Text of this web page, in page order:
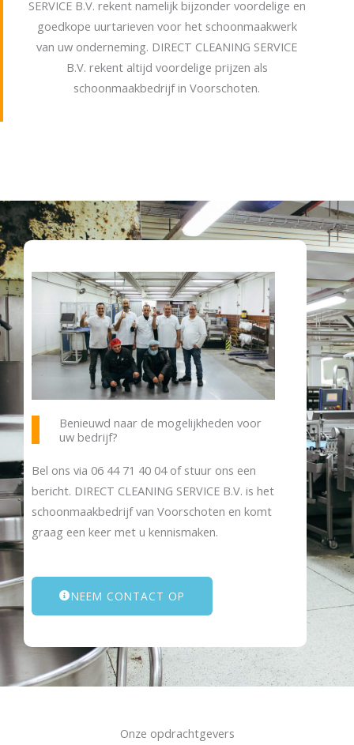
SERVICE B.V. rekent namelijk bijzonder voordelige en
goedkope uurtarieven voor het schoonmaakwerk
van uw onderneming. DIRECT CLEANING SERVICE
B.V. rekent altijd voordelige prijzen als
schoonmaakbedrijf in Voorschoten.
Benieuwd naar de mogelijkheden voor
uw bedrijf?
Bel ons via 06 44 71 40 04of stuur ons een
bericht. DIRECT CLEANING SERVICE B.V. is het
schoonmaakbedrijf van Voorschoten en komt
graag een keer met u kennismaken.
NEEM CONTACT OP
Onze opdrachtgevers